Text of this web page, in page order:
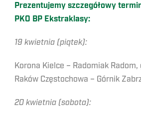
Prezentujemy szczegółowy
PKO BP Ekstraklasy:
19 kwietnia (piątek):
Korona Kielce – Radomiak Radom,
Raków Częstochowa – Górnik
20 kwietnia (sobota):